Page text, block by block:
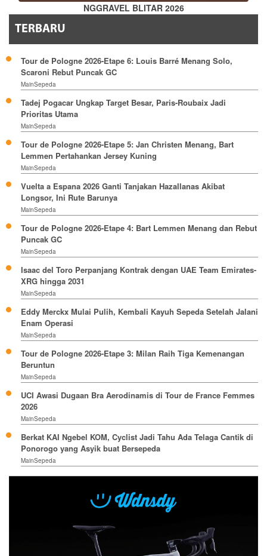
NGGRAVEL BLITAR 2026
TERBARU
Tour de Pologne 2026-Etape 6: Louis Barré Menang Solo,
Scaroni Rebut Puncak GC
MainSepeda
Tadej Pogacar Ungkap Target Besar, Paris-Roubaix Jadi
Prioritas Utama
MainSepeda
Tour de Pologne 2026-Etape 5: Jan Christen Menang, Bart
Lemmen Pertahankan Jersey Kuning
MainSepeda
Vuelta a Espana 2026 Ganti Tanjakan Hazallanas Akibat
Longsor, Ini Rute Barunya
MainSepeda
Tour de Pologne 2026-Etape 4: Bart Lemmen Menang dan Rebut
Puncak GC
MainSepeda
Isaac del Toro Perpanjang Kontrak dengan UAE Team Emirates-
XRG hingga 2031
MainSepeda
Eddy Merckx Mulai Pulih, Kembali Kayuh Sepeda Setelah Jalani
Enam Operasi
MainSepeda
Tour de Pologne 2026-Etape 3: Milan Raih Tiga Kemenangan
Beruntun
MainSepeda
UCI Awasi Dugaan Bra Aerodinamis di Tour de France Femmes
2026
MainSepeda
Berkat KAI Ngebel KOM, Cyclist Jadi Tahu Ada Telaga Cantik di
Ponorogo yang Asyik buat Bersepeda
MainSepeda